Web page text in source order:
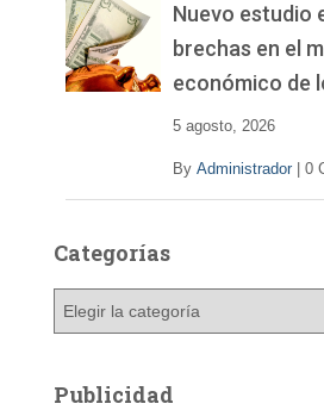
Nuevo estudio
brechas en el
económico de
5 agosto, 2026
By Administrador 0
Categorías
g
Publicidad